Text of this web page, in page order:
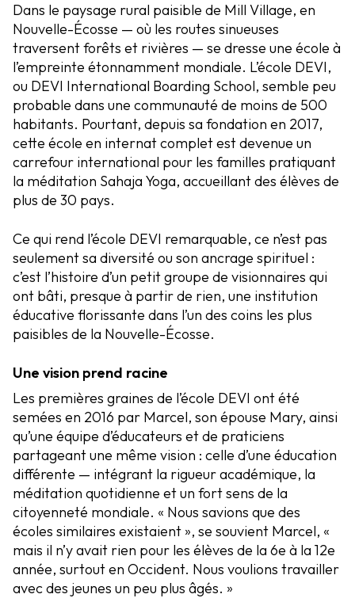
Dans le paysage rural paisible de Mill Village, en
Nouvelle-Écosse — où les routes sinueuses
traversent forêts et rivières — se dresse une école à
l’empreinte étonnamment mondiale. L’école DEVI,
ou DEVI International Boarding School, semble peu
probable dans une communauté de moins de 500
habitants. Pourtant, depuis sa fondation en 2017,
cette école en internat complet est devenue un
carrefour international pour les familles pratiquant
la méditation Sahaja Yoga, accueillant des élèves de
plus de 30 pays.
Ce qui rend l’école DEVI remarquable, ce n’est pas
seulement sa diversité ou son ancrage spirituel :
c’est l’histoire d’un petit groupe de visionnaires qui
ont bâti, presque à partir de rien, une institution
éducative florissante dans l’un des coins les plus
paisibles de la Nouvelle-Écosse.
Une vision prend racine
Les premières graines de l’école DEVI ont été
semées en 2016 par Marcel, son épouse Mary, ainsi
qu’une équipe d’éducateurs et de praticiens
partageant une même vision : celle d’une éducation
différente — intégrant la rigueur académique, la
méditation quotidienne et un fort sens de la
citoyenneté mondiale. « Nous savions que des
écoles similaires existaient », se souvient Marcel, «
mais il n’y avait rien pour les élèves de la 6e à la 12e
année, surtout en Occident. Nous voulions travailler
avec des jeunes un peu plus âgés. »